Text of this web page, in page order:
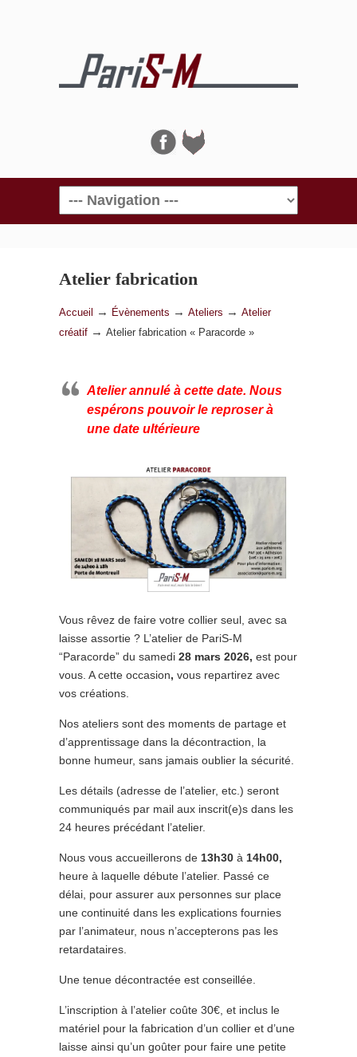
Navigation
Atelier fabrication
« Paracorde »
Accueil → Évènements → Ateliers → Atelier
créatif → Atelier fabrication « Paracorde »
Atelier annulé à cette date. Nous
espérons pouvoir le reproser à
une date ultérieure
Vous rêvez de faire votre collier seul, avec sa
laisse assortie ? L’atelier de PariS-M
“Paracorde” du samedi 28 mars 2026, est pour
vous. A cette occasion, vous repartirez avec
vos créations.
Nos ateliers sont des moments de partage et
d’apprentissage dans la décontraction, la
bonne humeur, sans jamais oublier la sécurité.
Les détails (adresse de l’atelier, etc.) seront
communiqués par mail aux inscrit(e)s dans les
24 heures précédant l’atelier.
Nous vous accueillerons de 13h30 à 14h00,
heure à laquelle débute l’atelier. Passé ce
délai, pour assurer aux personnes sur place
une continuité dans les explications fournies
par l’animateur, nous n’accepterons pas les
retardataires.
Une tenue décontractée est conseillée.
L’inscription à l’atelier coûte 30€, et inclus le
matériel pour la fabrication d’un collier et d’une
laisse ainsi qu’un goûter pour faire une petite